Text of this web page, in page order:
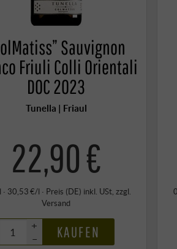
Sauvignon
Friuli Colli Orientali
DOC 2023
Tunella | Friaul
22,90 €
· 30,53 €/l · Preis (DE) inkl. USt, zzgl.
Versand
+
–
KAUFEN